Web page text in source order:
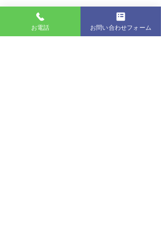
お電話 お問い合わせフォーム